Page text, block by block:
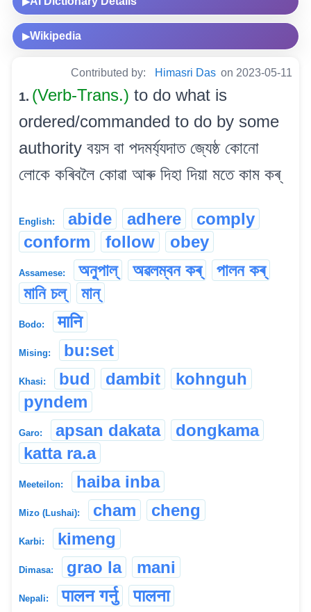
▶Wikipedia
Contributed by: Himasri Das on 2023-05-11
1. (Verb-Trans.) to do what is
ordered/commanded to do by some
authority বয়স বা পদমৰ্য্যদাত জ্যেষ্ঠ কোনো
লোকে কৰিবলৈ কোৱা আৰু দিহা দিয়া মতে কাম কৰ্
English: abide adhere
comply
conform
follow obey
Assamese: অনুপাল্ অৱলম্বন কৰ্
পালন কৰ্
মানি চল্
মান্
Bodo: मानि
Mising: bu:set
Khasi: bud dambit
kohnguh
pyndem
Garo: apsan dakata
dongkama
katta ra.a
Meeteilon: haiba inba
Mizo (Lushai): cham cheng
Karbi: kimeng
Dimasa: grao la mani
Nepali: पालन गर्नु पालना